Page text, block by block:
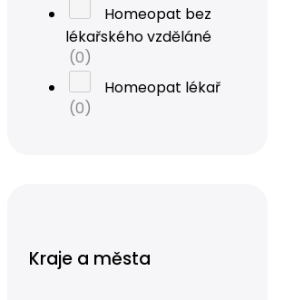
Homeopat bez
lékařského vzděláné
(0)
Homeopat lékař
(0)
Kraje a města